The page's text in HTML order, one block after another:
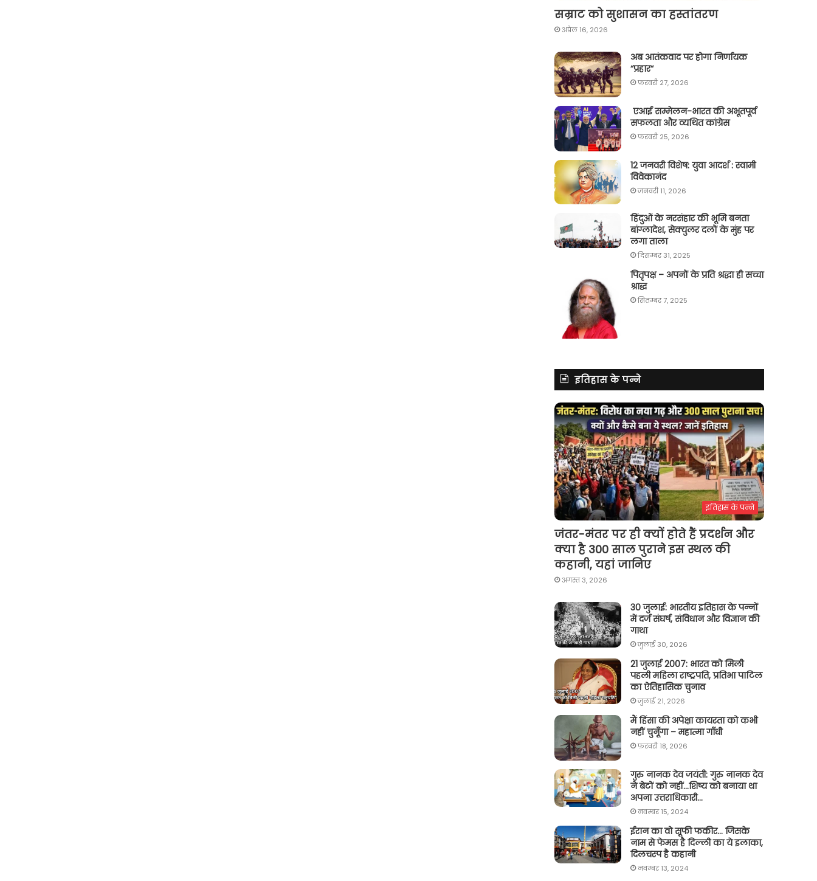
सम्राट को सुशासन का हस्तांतरण
अप्रैल 16, 2026
अब आतंकवाद पर होगा निर्णायक
“प्रहार“
फ़रवरी 27, 2026
एआई सम्मेलन-भारत की अभूतपूर्व
सफलता और व्यथित कांग्रेस
फ़रवरी 25, 2026
12 जनवरी विशेष: युवा आदर्श : स्वामी
विवेकानंद
जनवरी 11, 2026
हिंदुओं के नरसंहार की भूमि बनता
बांग्लादेश, सेक्युलर दलों के मुंह पर
लगा ताला
दिसम्बर 31, 2025
पितृपक्ष – अपनों के प्रति श्रद्धा ही सच्चा
श्राद्ध
सितम्बर 7, 2025
इतिहास के पन्ने
इतिहास के पन्ने
जंतर-मंतर पर ही क्यों होते हैं प्रदर्शन और
क्या है 300 साल पुराने इस स्थल की
कहानी, यहां जानिए
अगस्त 3, 2026
30 जुलाई: भारतीय इतिहास के पन्नों
में दर्ज संघर्ष, संविधान और विज्ञान की
गाथा
जुलाई 30, 2026
21 जुलाई 2007: भारत को मिली
पहली महिला राष्ट्रपति, प्रतिभा पाटिल
का ऐतिहासिक चुनाव
जुलाई 21, 2026
मैं हिंसा की अपेक्षा कायरता को कभी
नहीं चुनूँगा – महात्मा गाँधी
फ़रवरी 18, 2026
गुरु नानक देव जयंती: गुरु नानक देव
ने बेटों को नहीं…शिष्य को बनाया था
अपना उत्तराधिकारी…
नवम्बर 15, 2024
ईरान का वो सूफी फकीर… जिसके
नाम से फेमस है दिल्ली का ये इलाका,
दिलचस्प है कहानी
नवम्बर 13, 2024